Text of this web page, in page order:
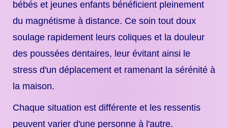
bébés et jeunes enfants bénéficient pleinement
du magnétisme à distance. Ce soin tout doux
soulage rapidement leurs coliques et la douleur
des poussées dentaires, leur évitant ainsi le
stress d'un déplacement et ramenant la sérénité à
la maison.
Chaque situation est différente et les ressentis
peuvent varier d'une personne à l'autre.